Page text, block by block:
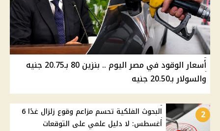
أسعار الوقود في مصر اليوم .. بنزين 80 بـ20.75 جنيه
والسولار بـ20.50 جنيه
2
البحوث الفلكية تحسم مزاعم وقوع زلزال غدًا 6
أغسطس: لا دليل علمي على التوقعات